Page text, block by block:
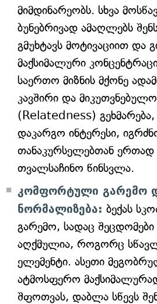
მიმდინარეობს. სხვა
ბუნებრივად ამაღლებს
გმუხტავს მოტივაციით და
მაქსიმალური
საერთო მიზნის მქონე
კავშირი და
(Relatedness)
დაკარგო ინტერესი,
თანაკურსელებთან ერთად
თვალსაჩინო წინსვლა.
კომფორტული გარემო
ნორმალიზება: ბექას
გარემო, სადაც
აღქმულია, როგორც
ელემენტი. ასეთი
ატმოსფერო
შფოთვას, დაბლა სწევს